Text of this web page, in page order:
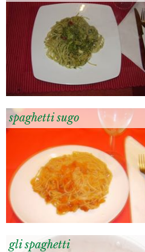
spaghetti sugo
gli spaghetti